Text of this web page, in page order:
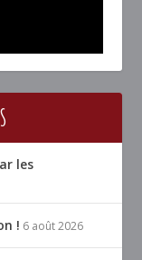
les
! 6 août 2026